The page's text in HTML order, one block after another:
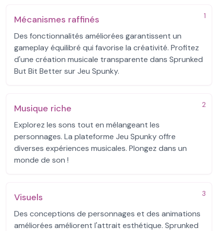
1
Mécanismes raffinés
Des fonctionnalités améliorées garantissent un
gameplay équilibré qui favorise la créativité. Profitez
d'une création musicale transparente dans Sprunked
But Bit Better sur Jeu Spunky.
2
Musique riche
Explorez les sons tout en mélangeant les
personnages. La plateforme Jeu Spunky offre
diverses expériences musicales. Plongez dans un
monde de son !
3
Visuels
Des conceptions de personnages et des animations
améliorées améliorent l'attrait esthétique. Sprunked